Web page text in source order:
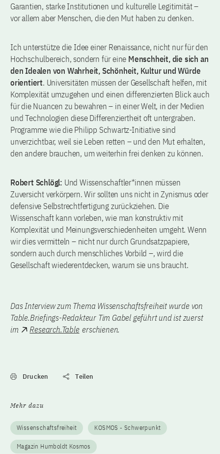
Garantien, starke Institutionen und kulturelle Legitimität –
vor allem aber Menschen, die den Mut haben zu denken.
Ich unterstütze die Idee einer Renaissance, nicht nur für den
Hochschulbereich, sondern für eine Menschheit, die sich an
den Idealen von Wahrheit, Schönheit, Kultur und Würde
orientiert. Universitäten müssen der Gesellschaft helfen, mit
Komplexität umzugehen und einen differenzierten Blick auch
für die Nuancen zu bewahren – in einer Welt, in der Medien
und Technologien diese Differenziertheit oft untergraben.
Programme wie die Philipp Schwartz-Initiative sind
unverzichtbar, weil sie Leben retten – und den Mut erhalten,
den andere brauchen, um weiterhin frei denken zu können.
Robert Schlögl: Und Wissenschaftler*innen müssen
Zuversicht verkörpern. Wir sollten uns nicht in Zynismus oder
defensive Selbstrechtfertigung zurückziehen. Die
Wissenschaft kann vorleben, wie man konstruktiv mit
Komplexität und Meinungsverschiedenheiten umgeht. Wenn
wir dies vermitteln – nicht nur durch Grundsatzpapiere,
sondern auch durch menschliches Vorbild –, wird die
Gesellschaft wiederentdecken, warum sie uns braucht.
Das Interview zum Thema Wissenschaftsfreiheit wurde von
Table.Briefings-Redakteur Tim Gabel geführt und ist zuerst
im
Research.Table erschienen.
Drucken Teilen
Mehr dazu
Wissenschaftsfreiheit KOSMOS - Schwerpunkt
Magazin Humboldt Kosmos